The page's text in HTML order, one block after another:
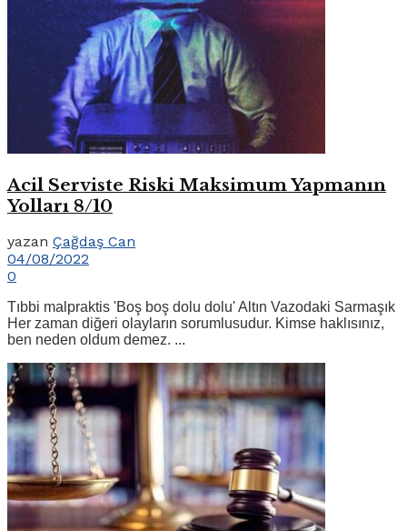
Acil Serviste Riski Maksimum Yapmanın
Yolları 8/10
yazan Çağdaş Can
04/08/2022
0
Tıbbi malpraktis 'Boş boş dolu dolu' Altın Vazodaki Sarmaşık
Her zaman diğeri olayların sorumlusudur. Kimse haklısınız,
ben neden oldum demez. ...